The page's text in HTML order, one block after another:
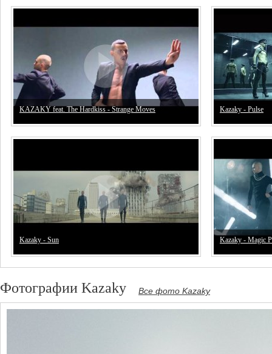
KAZAKY feat. The Hardkiss - Strange Moves Kazaky - Pulse
Kazaky - Sun Kazaky - Magic
Фотографии Kazaky Все фото Kazaky